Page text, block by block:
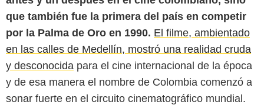
que también fue la primera del país en competir
por la Palma de Oro en 1990. El filme, ambientado
en las calles de Medellín, mostró una realidad cruda
y desconocida para el cine internacional de la época
y de esa manera el nombre de Colombia comenzó a
sonar fuerte en el circuito cinematográfico mundial.